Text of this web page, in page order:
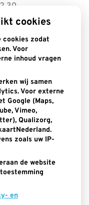
NVM ,
van de
cookies
cookies zodat
Voor
inhoud vragen
wij samen
Voor externe
Google (Maps,
Vimeo,
Qualizorg,
zoals uw IP-
de website
en